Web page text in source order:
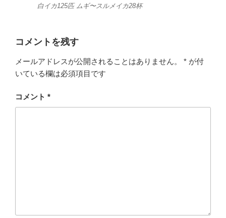
白イカ125匹 ムギ〜スルメイカ28杯
コメントを残す
メールアドレスが公開されることはありません。 * が付
いている欄は必須項目です
コメント *